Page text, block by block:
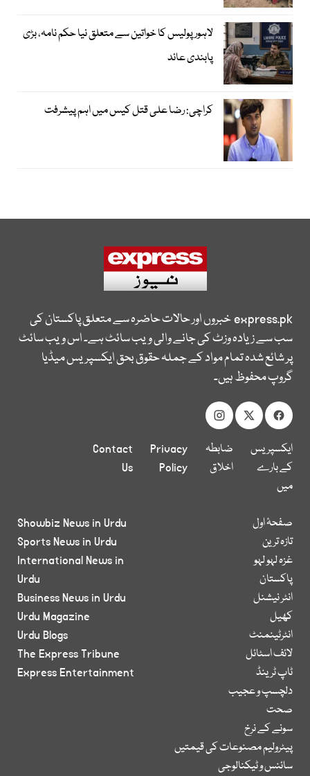
لاہور پولیس کا خواتین سے متعلق نیا حکم نامہ، بڑی
پابندی عائد
کراچی: رضا علی قتل کیس میں اہم پیشرفت
express.pkخبروں اور حالات حاضرہ سے متعلق پاکستان کی
سب سے زیادہ وزٹ کی جانے والی ویب سائٹ ہے۔ اس ویب سائٹ
پر شائع شدہ تمام مواد کے جملہ حقوق بحق ایکسپریس میڈیا
گروپ محفوظ ہیں۔
ایکسپریس
کے بارے
میں
ضابطہ
اخلاق
Privacy
Policy
Contact
Us
صفحۂ اول
تازہ ترین
غزہ لہو لہو
پاکستان
انٹر نیشنل
کھیل
انٹرٹینمنٹ
لائف اسٹائل
ٹاپ ٹرینڈ
دلچسپ و عجیب
صحت
سونے کے نرخ
پیٹرولیم مصنوعات کی قیمتیں
سائنس و ٹیکنالوجی
Showbiz News in Urdu
Sports News in Urdu
International News in
Urdu
Business News in Urdu
Urdu Magazine
Urdu Blogs
The Express Tribune
Express Entertainment